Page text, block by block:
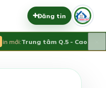
Đăng tin
Tin mới:Trung tâm Q.5 - Cao Đạt -